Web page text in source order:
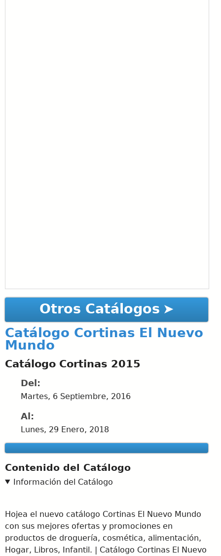
Otros Catálogos
Catálogo Cortinas El Nuevo
Mundo
Catálogo Cortinas 2015
Del:
Martes, 6 Septiembre, 2016
Al:
Lunes, 29 Enero, 2018
Contenido del Catálogo
Información del Catálogo
Hojea el nuevo catálogo Cortinas El Nuevo Mundo
con sus mejores ofertas y promociones en
productos de droguería, cosmética, alimentación,
Hogar, Libros, Infantil. | Catálogo Cortinas El Nuevo